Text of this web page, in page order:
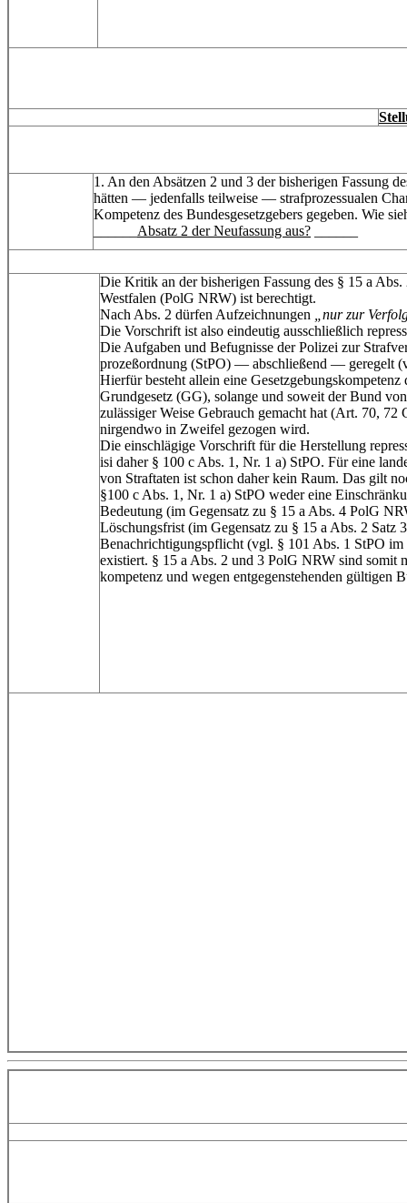
1. An den Absätzen 2 und 3 der bisherigen Fassung
hätten — jedenfalls teilweise — strafprozessualen
Kompetenz des Bundesgesetzgebers gegeben. Wie
Absatz 2 der Neufassung aus?
Die Kritik an der bisherigen Fassung des § 15 a
Westfalen (PolG NRW) ist berechtigt.
Nach Abs. 2 dürfen Aufzeichnungen
„nur zur
Die Vorschrift ist also eindeutig ausschließlich
Die Aufgaben und Befugnisse der Polizei zur
prozeßordnung (StPO) — abschließend — geregelt
Hierfür besteht allein eine
Grundgesetz (GG), solange und soweit der Bund
zulässiger Weise Gebrauch gemacht hat (Art. 70,
nirgendwo in Zweifel gezogen wird.
Die einschlägige Vorschrift für die Herstellung
isi daher § 100 c Abs. 1, Nr. 1 a) StPO. Für eine
von Straftaten ist schon daher kein Raum. Das gilt
§100 c Abs. 1, Nr. 1 a) StPO weder eine
Bedeutung (im Gegensatz zu § 15 a Abs. 4 PolG
Löschungsfrist (im Gegensatz zu § 15 a Abs. 2 Satz
Benachrichtigungspflicht (vgl. § 101 Abs. 1 StPO
existiert. § 15 a Abs. 2 und 3 PolG NRW sind somit
kompetenz und wegen entgegenstehenden gültigen